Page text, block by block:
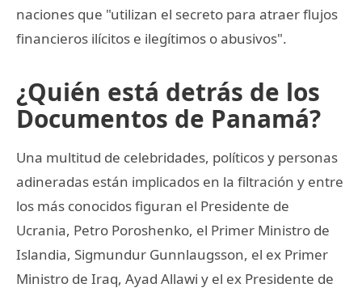
naciones que "utilizan el secreto para atraer flujos
financieros ilícitos e ilegítimos o abusivos".
¿Quién está detrás de los
Documentos de Panamá?
Una multitud de celebridades, políticos y personas
adineradas están implicados en la filtración y entre
los más conocidos figuran el Presidente de
Ucrania, Petro Poroshenko, el Primer Ministro de
Islandia, Sigmundur Gunnlaugsson, el ex Primer
Ministro de Iraq, Ayad Allawi y el ex Presidente de